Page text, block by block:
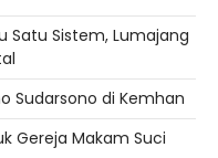
Satu Sistem, Lumajang
Sudarsono di Kemhan
Gereja Makam Suci